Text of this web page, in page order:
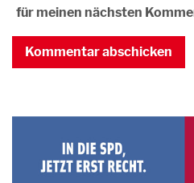
für meinen nächsten